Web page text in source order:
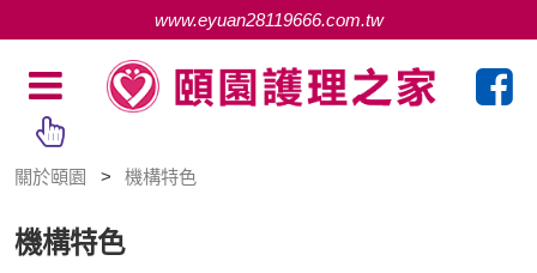
www.eyuan28119666.com.tw
關於頤園 機構特色
機構特色